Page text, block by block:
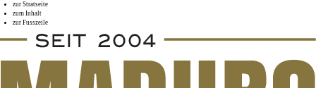
zur Stratseite
zum Inhalt
zur Fusszeile